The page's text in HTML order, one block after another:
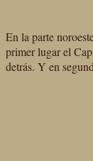
En la parte
primer lugar el
detrás. Y en